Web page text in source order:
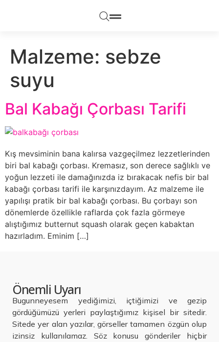
Malzeme: sebze
suyu
Bal Kabağı Çorbası Tarifi
Kış mevsiminin bana kalırsa vazgeçilmez lezzetlerinden
biri bal kabağı çorbası. Kremasız, son derece sağlıklı ve
yoğun lezzeti ile damağınızda iz bırakacak nefis bir bal
kabağı çorbası tarifi ile karşınızdayım. Az malzeme ile
yapılışı pratik bir bal kabağı çorbası. Bu çorbayı son
dönemlerde özellikle raflarda çok fazla görmeye
alıştığımız butternut squash olarak geçen kabaktan
hazırladım. Eminim […]
Önemli Uyarı
Bugunneyesem yediğimizi, içtiğimizi ve gezip
gördüğümüzü yerleri paylaştığımız kişisel bir sitedir.
Sitede yer alan yazılar, görseller tamamen özgün olup
izinsiz kullanılamaz. Söz konusu gönderiler hiçbir